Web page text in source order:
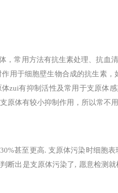
，常用方法有抗生素处理、抗血
用于细胞壁生物合成的抗生素
zui有抑制活性及常用于支原体
体有较小抑制作用，所以常不
甚至更高. 支原体污染时细胞
断出是支原体污染了, 愿意检测